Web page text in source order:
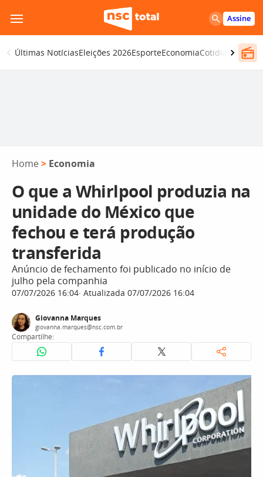
para
o
conteúdo
Assine
Últimas NotíciasEleições 2026EsporteEconomiaCotidiano
Home > Economia
O que a Whirlpool produzia na
unidade do México que
fechou e terá produção
transferida
Anúncio de fechamento foi publicado no início de
julho pela companhia
07/07/2026 16:04 Atualizada 07/07/2026 16:04
Giovanna Marques
giovanna.marques@nsc.com.br
Compartilhe: